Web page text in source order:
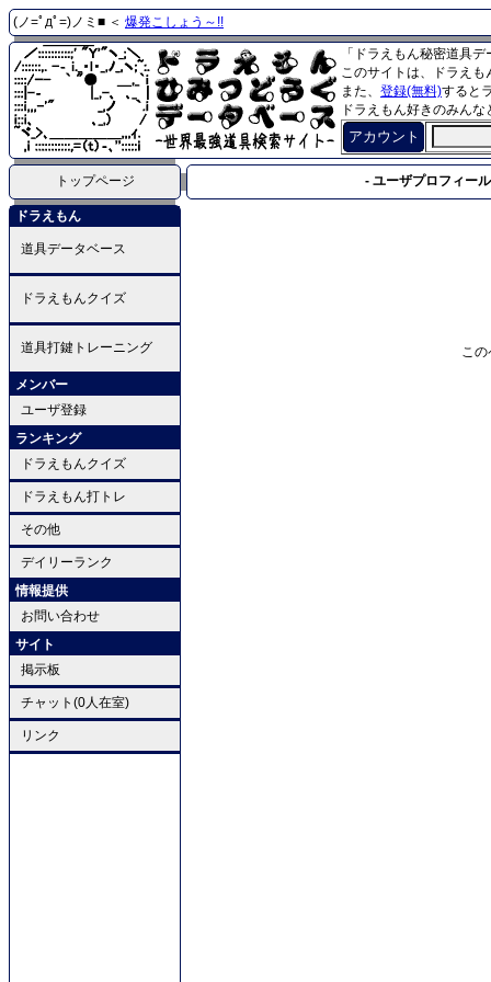
(ノ=ﾟдﾟ=)ノミ■ ＜ 爆発こしょう～!!
「ドラえもん秘密道具
このサイトは、ドラえ
また、 登録(無料)すると
ドラえもん好きのみん
アカウント
トップページ - ユーザプロフィー
ドラえもん
道具データベース
ドラえもんクイズ
道具打鍵トレーニング
メンバー
ユーザ登録
ランキング
ドラえもんクイズ
ドラえもん打トレ
その他
デイリーランク
情報提供
お問い合わせ
サイト
掲示板
チャット(0人在室)
リンク
こ